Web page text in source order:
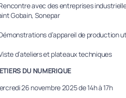
avec des entreprises
Gobain, Sonepar
d’appareil de production
d’ateliers et plateaux techniques
DU NUMERIQUE
26 novembre 2025 de 14h à 17h